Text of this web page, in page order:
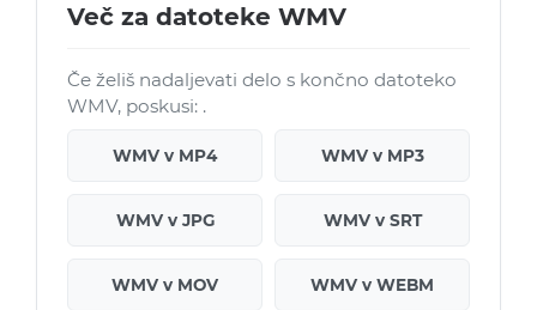
Več za datoteke WMV
Če želiš nadaljevati delo s končno datoteko
WMV, poskusi: .
WMV v MP4 WMV v MP3
WMV v JPG WMV v SRT
WMV v MOV WMV v WEBM